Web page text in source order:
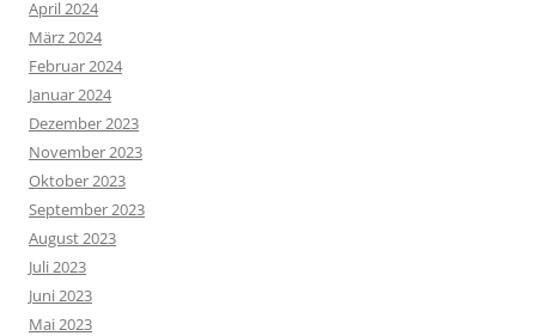
April 2024
März 2024
Februar 2024
Januar 2024
Dezember 2023
November 2023
Oktober 2023
September 2023
August 2023
Juli 2023
Juni 2023
Mai 2023